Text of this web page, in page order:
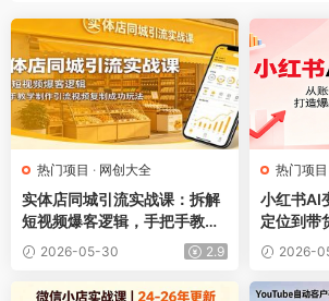
热门项目 · 网创大全
实体店同城引流实战课：拆解
短视频爆客逻辑，手把手教学
制作引流视频复制成功玩法
2026-05-30 2.9
热门项目
小红书AI
定位到带
容实现稳
2026-